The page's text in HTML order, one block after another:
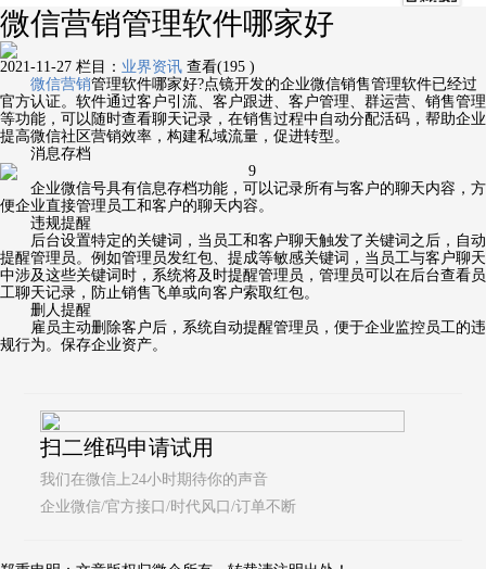
微信营销管理软件哪家好
2021-11-27 栏目： 业界资讯 查看(195 )
微信营销管理软件哪家好?点镜开发的企业微信销售管理软件已经过
官方认证。软件通过客户引流、客户跟进、客户管理、群运营、销售管理
等功能，可以随时查看聊天记录，在销售过程中自动分配活码，帮助企业
提高微信社区营销效率，构建私域流量，促进转型。
消息存档
企业微信号具有信息存档功能，可以记录所有与客户的聊天内容，方
便企业直接管理员工和客户的聊天内容。
违规提醒
后台设置特定的关键词，当员工和客户聊天触发了关键词之后，自动
提醒管理员。例如管理员发红包、提成等敏感关键词，当员工与客户聊天
中涉及这些关键词时，系统将及时提醒管理员，管理员可以在后台查看员
工聊天记录，防止销售飞单或向客户索取红包。
删人提醒
雇员主动删除客户后，系统自动提醒管理员，便于企业监控员工的违
规行为。保存企业资产。
扫二维码申请试用
我们在微信上24小时期待你的声音
企业微信/官方接口/时代风口/订单不断